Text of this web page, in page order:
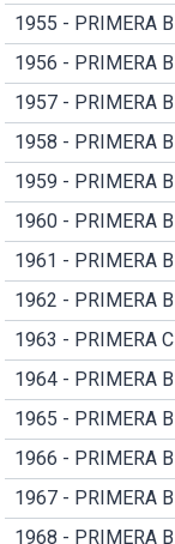
1955 - PRIMERA B
1956 - PRIMERA B
1957 - PRIMERA B
1958 - PRIMERA B
1959 - PRIMERA B
1960 - PRIMERA B
1961 - PRIMERA B
1962 - PRIMERA B
1963 - PRIMERA C
1964 - PRIMERA B
1965 - PRIMERA B
1966 - PRIMERA B
1967 - PRIMERA B
1968 - PRIMERA B